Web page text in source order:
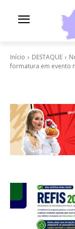
Início DESTAQUE
formatura em evento